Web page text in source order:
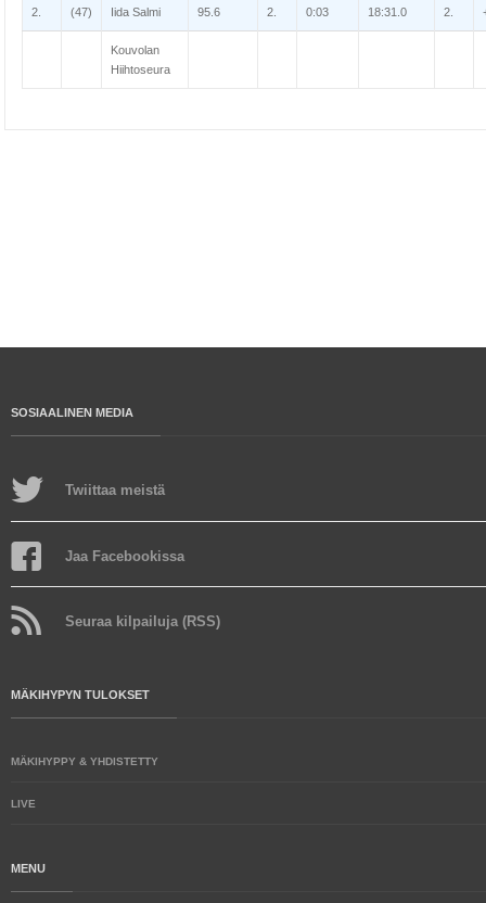
2. (47) Iida Salmi 95.6 2. 0:03 18:31.0 2.
Kouvolan
Hiihtoseura
SOSIAALINEN MEDIA
Twiittaa meistä
Jaa Facebookissa
Seuraa kilpailuja (RSS)
MÄKIHYPYN TULOKSET
MÄKIHYPPY & YHDISTETTY
LIVE
MENU